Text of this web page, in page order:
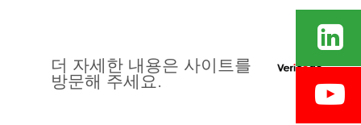
더 자세한 내용은 사이트를
방문해 주세요.